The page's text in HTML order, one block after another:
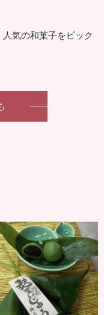
気の和菓⼦をピック